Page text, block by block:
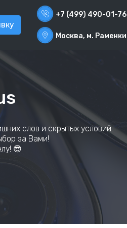
мне
+7 (499) 490-01-76
Москва, м. Раменки
слов и скрытых условий.
за Вами!
😎